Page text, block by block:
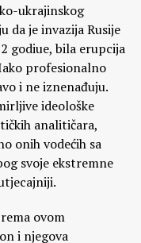
ukrajinskog
da je invazija Rusije
godiue, bila erupcija
profesionalno
i ne iznenađuju.
ideološke
analitičara,
onih vodećih sa
svoje ekstremne
ovom
i njegova